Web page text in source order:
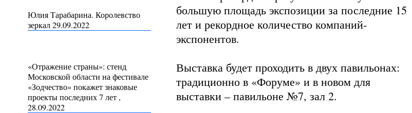
большую площадь экспозиции за последние 15
лет и рекордное количество компаний-
экспонентов.
Выставка будет проходить в двух павильонах:
традиционно в «Форуме» и в новом для
выставки – павильоне №7, зал 2.
Юлия Тарабарина. Королевство
зеркал 29.09.2022
«Отражение страны»: стенд
Московской области на фестивале
«Зодчество» покажет знаковые
проекты последних 7 лет ,
28.09.2022